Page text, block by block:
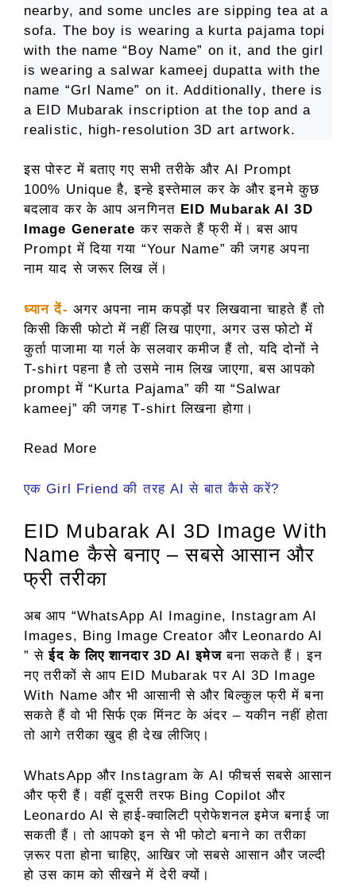
nearby, and some uncles are sipping tea at a
sofa. The boy is wearing a kurta pajama topi
with the name “Boy Name” on it, and the girl
is wearing a salwar kameej dupatta with the
name “Grl Name” on it. Additionally, there is
a EID Mubarak inscription at the top and a
realistic, high-resolution 3D art artwork.
इस पोस्ट में बताए गए सभी तरीके और AI Prompt
100% Unique है, इन्हे इस्तेमाल कर के और इनमे कुछ
बदलाव कर के आप अनगिनत EID Mubarak AI 3D
Image Generate कर सकते हैं फ्री में। बस आप
Prompt में दिया गया “Your Name” की जगह अपना
नाम याद से जरूर लिख लें।
ध्यान दें- अगर अपना नाम कपड़ों पर लिखवाना चाहते हैं तो
किसी किसी फोटो में नहीं लिख पाएगा, अगर उस फोटो में
कुर्ता पाजामा या गर्ल के सलवार कमीज हैं तो, यदि दोनों ने
T-shirt पहना है तो उसमे नाम लिख जाएगा, बस आपको
prompt में “Kurta Pajama” की या “Salwar
kameej” की जगह T-shirt लिखना होगा।
Read More
एक Girl Friend की तरह AI से बात कैसे करें?
EID Mubarak AI 3D Image With
Name कैसे बनाए – सबसे आसान और
फ्री तरीका
अब आप “WhatsApp AI Imagine, Instagram AI
Images, Bing Image Creator और Leonardo AI
” से ईद के लिए शानदार 3D AI इमेजबना सकते हैं। इन
नए तरीकों से आप EID Mubarak पर AI 3D Image
With Name और भी आसानी से और बिल्कुल फ्री में बना
सकते हैं वो भी सिर्फ एक मिंनट के अंदर – यकीन नहीं होता
तो आगे तरीका खुद ही देख लीजिए।
WhatsApp और Instagram के AI फीचर्स सबसे आसान
और फ्री हैं। वहीं दूसरी तरफ Bing Copilot और
Leonardo AI से हाई-क्वालिटी प्रोफेशनल इमेज बनाई जा
सकती हैं। तो आपको इन से भी फोटो बनाने का तरीका
ज़रूर पता होना चाहिए, आखिर जो सबसे आसान और जल्दी
हो उस काम को सीखने में देरी क्यों।